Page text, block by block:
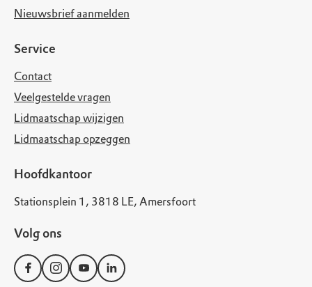
Nieuwsbrief aanmelden
Service
Contact
Veelgestelde vragen
Lidmaatschap wijzigen
Lidmaatschap opzeggen
Hoofdkantoor
Stationsplein 1, 3818 LE, Amersfoort
Volg ons